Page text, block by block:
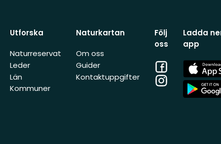
Utforska
Naturreservat
Leder
Län
Kommuner
Naturkartan
Om oss
Guider
Kontaktuppgifter
Följ
oss
Facebook
Instagram
Ladda
app
App
Store
App
Store